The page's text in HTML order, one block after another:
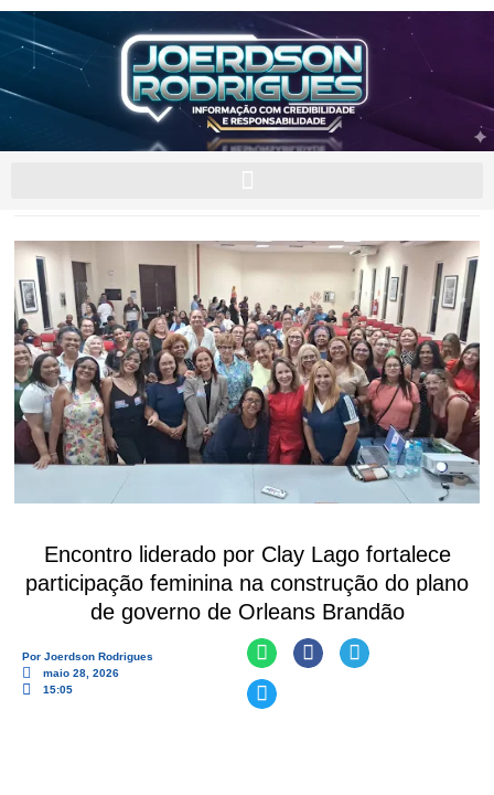
Encontro liderado por Clay Lago fortalece
participação feminina na construção do plano
de governo de Orleans Brandão
Por Joerdson Rodrigues
maio 28, 2026
15:05